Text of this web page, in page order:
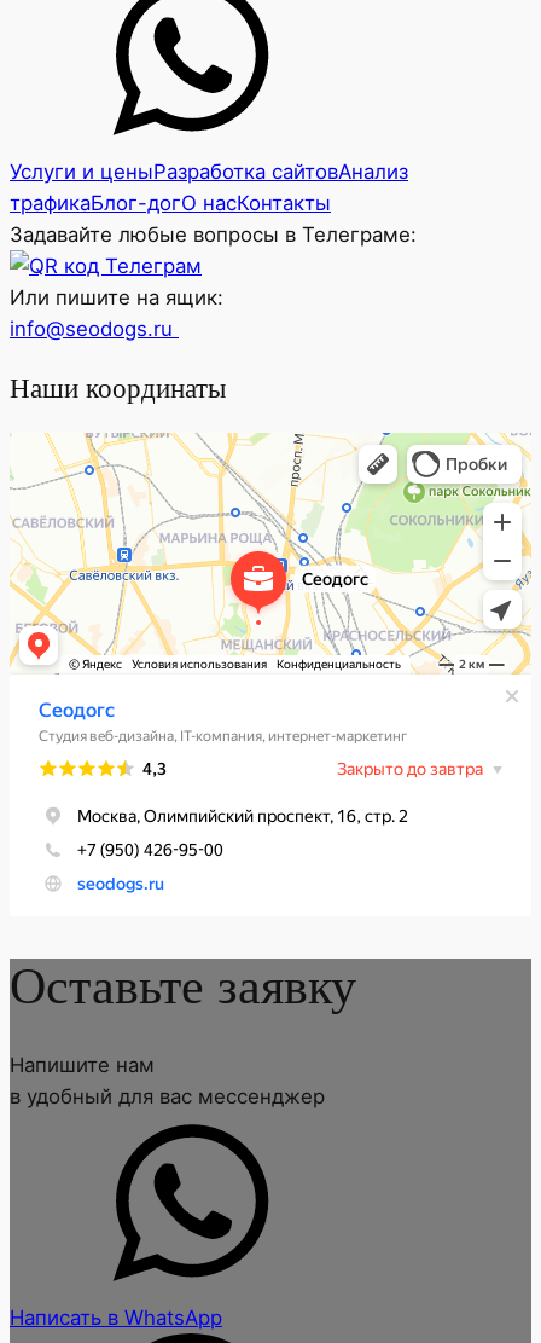
Услуги и ценыРазработка сайтовАнализ
трафикаБлог-догО насКонтакты
Задавайте любые вопросы в Телеграме:
Или пишите на ящик:
info@seodogs.ru
Наши координаты
Оставьте заявку
Напишите нам
в удобный для вас мессенджер
Написать в WhatsApp